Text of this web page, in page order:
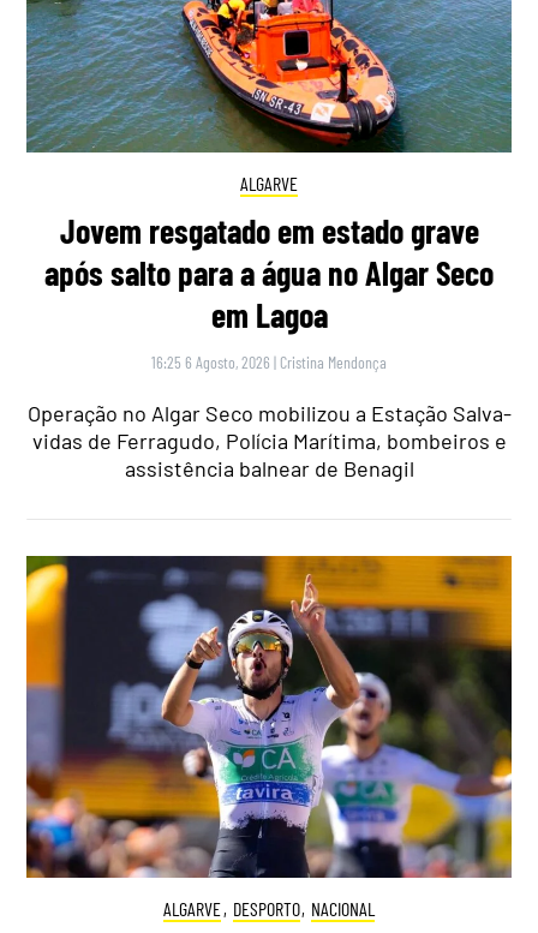
ALGARVE
Jovem resgatado em estado grave
após salto para a água no Algar Seco
em Lagoa
16:25 6 Agosto, 2026 | Cristina Mendonça
Operação no Algar Seco mobilizou a Estação Salva-
vidas de Ferragudo, Polícia Marítima, bombeiros e
assistência balnear de Benagil
ALGARVE, DESPORTO, NACIONAL